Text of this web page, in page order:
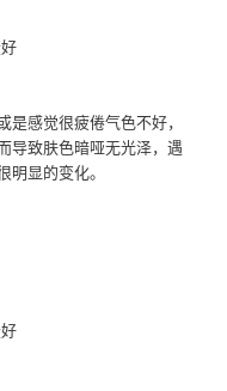
感觉很疲倦气色不好，
导致肤色暗哑无光泽，遇
显的变化。